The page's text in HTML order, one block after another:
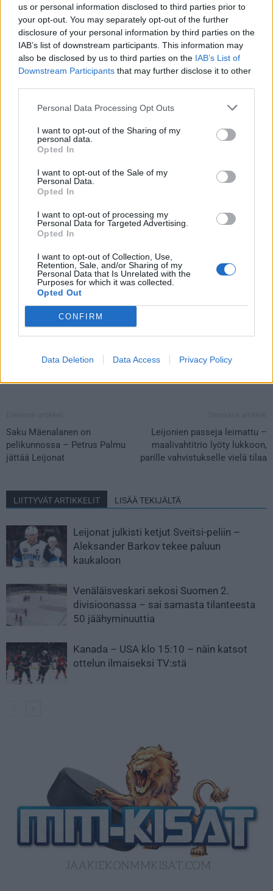
us or personal information disclosed to third parties prior to
your opt-out. You may separately opt-out of the further
disclosure of your personal information by third parties on the
IAB’s list of downstream participants. This information may
also be disclosed by us to third parties on the IAB’s List of
Downstream Participants that may further disclose it to other
Personal Data Processing Opt Outs
I want to opt-out of the Sharing of my
personal data.
Opted In
I want to opt-out of the Sale of my
Personal Data.
Opted In
I want to opt-out of processing my
Personal Data for Targeted Advertising.
Opted In
I want to opt-out of Collection, Use,
Retention, Sale, and/or Sharing of my
Personal Data that Is Unrelated with the
Purposes for which it was collected.
Opted Out
CONFIRM
Data Deletion Data Access Privacy Policy
Jos video ei näy laitteellasi voit katsoa sen suoraan
Youtubesta.
Saku Mäenalanen on
pelikunnossa – Petrus Palmu
jättää Leijonat
Leijonien passeja leimattu –
maalivahtitrio lyöty lukkoon,
parille vahvistukselle vielä tilaa
LIITTYVÄT ARTIKKELIT LISÄÄ TEKIJÄLTÄ
Leijonat julkisti ketjut Sveitsi-peliin –
Aleksander Barkov tekee paluun
kaukaloon
Venäläisveskari sekosi Suomen 2.
divisioonassa – sai samasta tilanteesta
50 jäähyminuuttia
Kanada – USA klo 15:10 – näin katsot
ottelun ilmaiseksi TV:stä